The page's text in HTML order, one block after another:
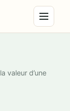
Menu
valeur d’une